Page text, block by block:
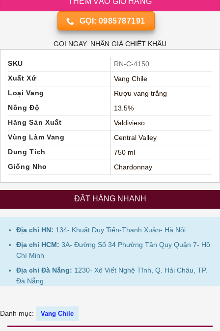
GỌI: 0985787191
GỌI NGAY: NHẬN GIÁ CHIẾT KHẤU
SKU
RN-C-4150
Xuất Xứ
Vang Chile
Loại Vang
Rượu vang trắng
Nồng Độ
13.5%
Hãng Sản Xuất
Valdivieso
Vùng Làm Vang
Central Valley
Dung Tích
750 ml
Giống Nho
Chardonnay
ĐẶT HÀNG NHANH
Địa chỉ HN: 134- Khuất Duy Tiến-Thanh Xuân- Hà Nội
Địa chỉ HCM: 3A- Đường Số 34 Phường Tân Quy Quận 7- Hồ
Chí Minh
Địa chỉ Đà Nẵng: 1230- Xô Viết Nghệ Tĩnh, Q. Hải Châu, TP.
Đà Nẵng
Danh mục: Vang Chile